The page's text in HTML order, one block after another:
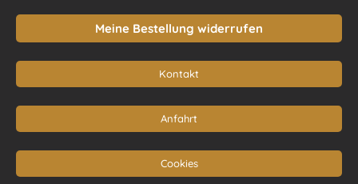
Meine Bestellung widerrufen
Kontakt
Anfahrt
Cookies